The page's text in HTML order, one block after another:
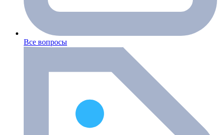
Все вопросы